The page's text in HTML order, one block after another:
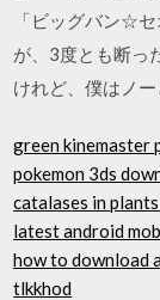
「ビッグバン☆
が、3度とも断っ
けれど、僕はノ
green kinemaster
pokemon 3ds
catalases in
latest android
how to download
tlkkhod